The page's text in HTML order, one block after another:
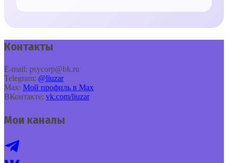
Контакты
E‑mail: psycorp@bk.ru
Telegram: @liuzar
Max: Мой профиль в Max
ВКонтакте: vk.com/liuzar
Мои каналы